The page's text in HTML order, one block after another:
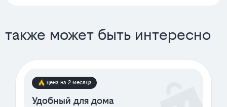
также может быть интересно
цена на 2 месяца
Удобный для дома